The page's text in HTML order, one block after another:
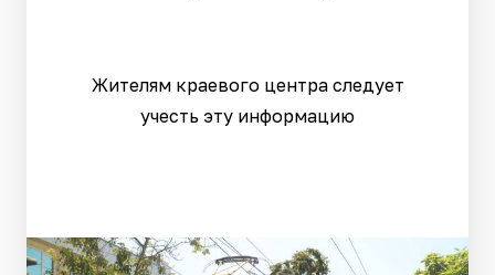
Жителям краевого центра следует
учесть эту информацию